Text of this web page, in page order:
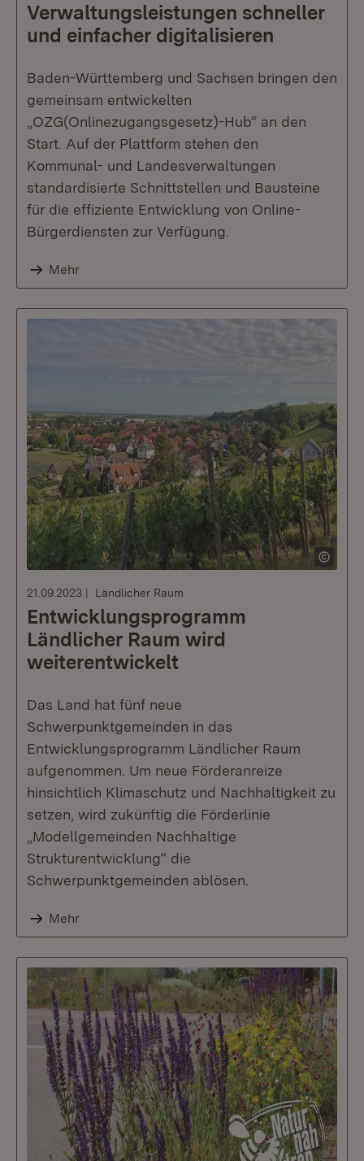
Verwaltungsleistungen schneller
und einfacher digitalisieren
Baden-Württemberg und Sachsen bringen den
gemeinsam entwickelten
„OZG(Onlinezugangsgesetz)-Hub“ an den
Start. Auf der Plattform stehen den
Kommunal- und Landesverwaltungen
standardisierte Schnittstellen und Bausteine
für die effiziente Entwicklung von Online-
Bürgerdiensten zur Verfügung.
Mehr
21.09.2023 Ländlicher Raum
Entwicklungsprogramm
Ländlicher Raum wird
weiterentwickelt
Das Land hat fünf neue
Schwerpunktgemeinden in das
Entwicklungsprogramm Ländlicher Raum
aufgenommen. Um neue Förderanreize
hinsichtlich Klimaschutz und Nachhaltigkeit zu
setzen, wird zukünftig die Förderlinie
„Modellgemeinden Nachhaltige
Strukturentwicklung“ die
Schwerpunktgemeinden ablösen.
Mehr